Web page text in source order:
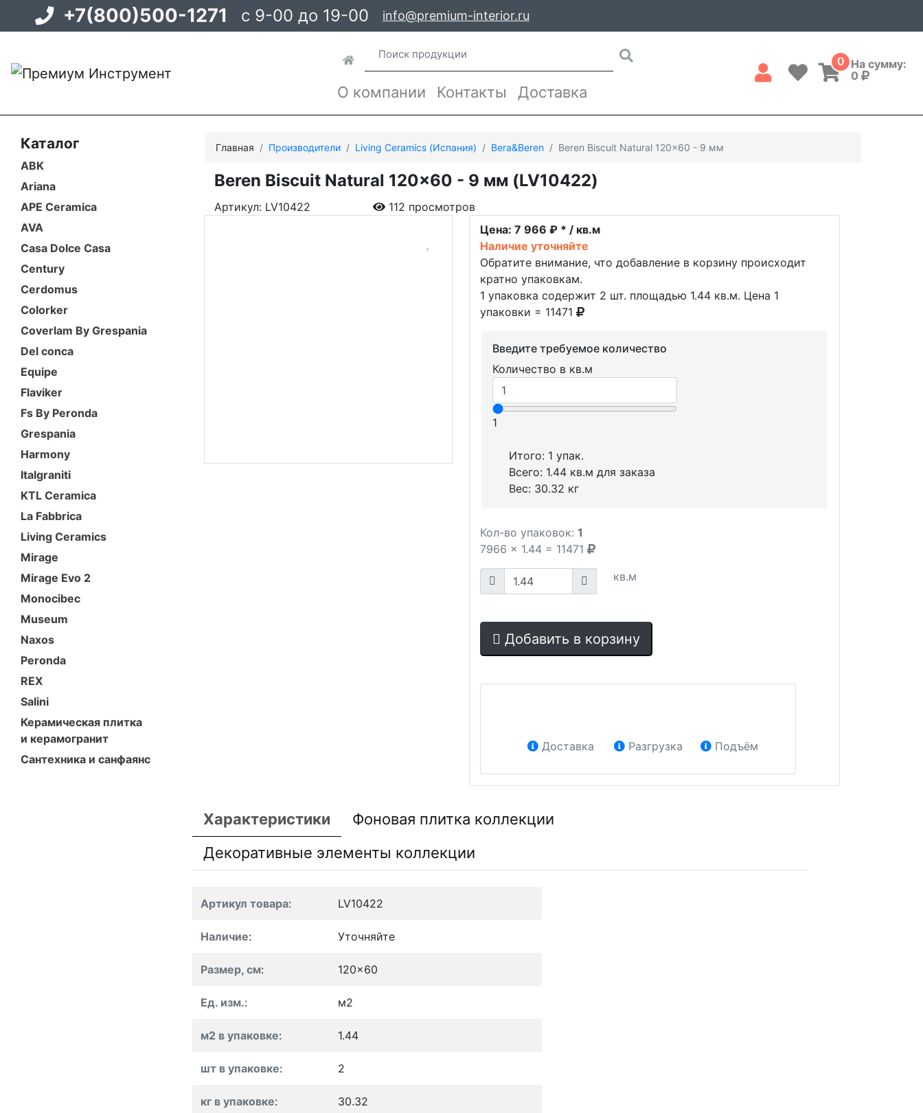
+7(800)500-1271 с 9-00 до 19-00 info@premium-interior.ru
О компании Контакты Доставка
0 На сумму:
0
Каталог
ABK
Ariana
APE Ceramica
AVA
Casa Dolce Casa
Century
Cerdomus
Colorker
Coverlam By Grespania
Del conca
Equipe
Flaviker
Fs By Peronda
Grespania
Harmony
Italgraniti
KTL Ceramica
La Fabbrica
Living Ceramics
Mirage
Mirage Evo 2
Monocibec
Museum
Naxos
Peronda
REX
Salini
Керамическая плитка
и керамогранит
Сантехника и санфаянс
Главная Производители Living Ceramics (Испания) Bera&Beren Beren Biscuit Natural 120x60 - 9 мм
Beren Biscuit Natural 120x60 - 9 мм (LV10422)
Артикул: LV10422
112 просмотров
Цена: 7 966 ₽ * / кв.м
Наличие уточняйте
Обратите внимание, что добавление в корзину происходит
кратно упаковкам.
1 упаковка содержит 2 шт. площадью 1.44 кв.м. Цена 1
упаковки = 11471
Введите требуемое количество
Количество в кв.м
1
Итого: 1 упак.
Всего: 1.44 кв.м для заказа
Вес: 30.32 кг
Кол-во упаковок: 1
7966 x 1.44= 11471
кв.м
Добавить в корзину
Доставка Разгрузка Подъём
Характеристики
Фоновая плитка коллекции
Декоративные элементы коллекции
Артикул товара: LV10422
Наличие: Уточняйте
Размер, см: 120x60
Ед. изм.: м2
м2 в упаковке: 1.44
шт в упаковке: 2
кг в упаковке: 30.32